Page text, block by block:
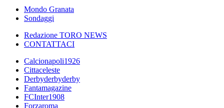
Mondo Granata
Sondaggi
Redazione TORO NEWS
CONTATTACI
Calcionapoli1926
Cittaceleste
Derbyderbyderby
Fantamagazine
FCInter1908
Forzaroma